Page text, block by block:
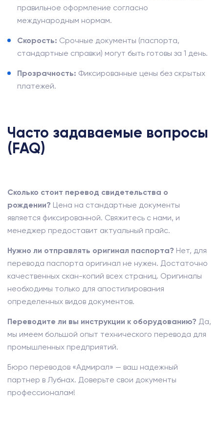
правильное оформление согласно
международным нормам.
Скорость: Срочные документы (паспорта,
стандартные справки) могут быть готовы за 1 день.
Прозрачность: Фиксированные цены без скрытых
платежей.
Часто задаваемые вопросы
(FAQ)
Сколько стоит перевод свидетельства о
рождении? Цена на стандартные документы
является фиксированной. Свяжитесь с нами, и
менеджер предоставит актуальный прайс.
Нужно ли отправлять оригинал паспорта? Нет, для
перевода паспорта оригинал не нужен. Достаточно
качественных скан-копий всех страниц. Оригиналы
необходимы только для апостилирования
определенных видов документов.
Переводите ли вы инструкции к оборудованию? Да,
мы имеем большой опыт технического перевода для
промышленных предприятий.
Бюро переводов «Адмирал» — ваш надежный
партнер в Лубнах. Доверьте свои документы
профессионалам!